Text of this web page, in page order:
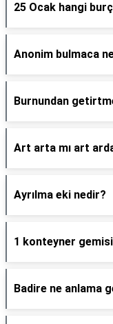
25 Ocak hangi
Anonim bulmaca
Burnundan
Art arta mı art
Ayrılma eki nedir?
1 konteyner
Badire ne anlama